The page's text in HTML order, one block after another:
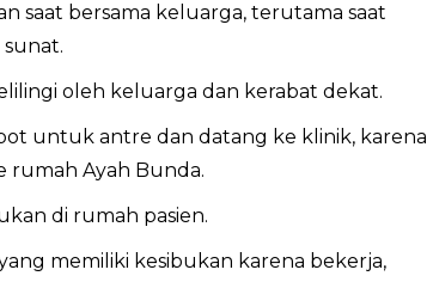
saat bersama keluarga, terutama saat
oleh keluarga dan kerabat dekat.
untuk antre dan datang ke klinik, karena
rumah Ayah Bunda.
di rumah pasien.
memiliki kesibukan karena bekerja,